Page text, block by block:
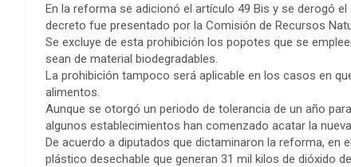
En la reforma se adicionó el artículo 49 Bis y se derogó
decreto fue presentado por la Comisión de Recursos
Se excluye de esta prohibición los popotes que se
sean de material biodegradables.
La prohibición tampoco será aplicable en los casos en
alimentos.
Aunque se otorgó un periodo de tolerancia de un año
algunos establecimientos han comenzado acatar la
De acuerdo a diputados que dictaminaron la reforma, en
plástico desechable que generan 31 mil kilos de dióxido